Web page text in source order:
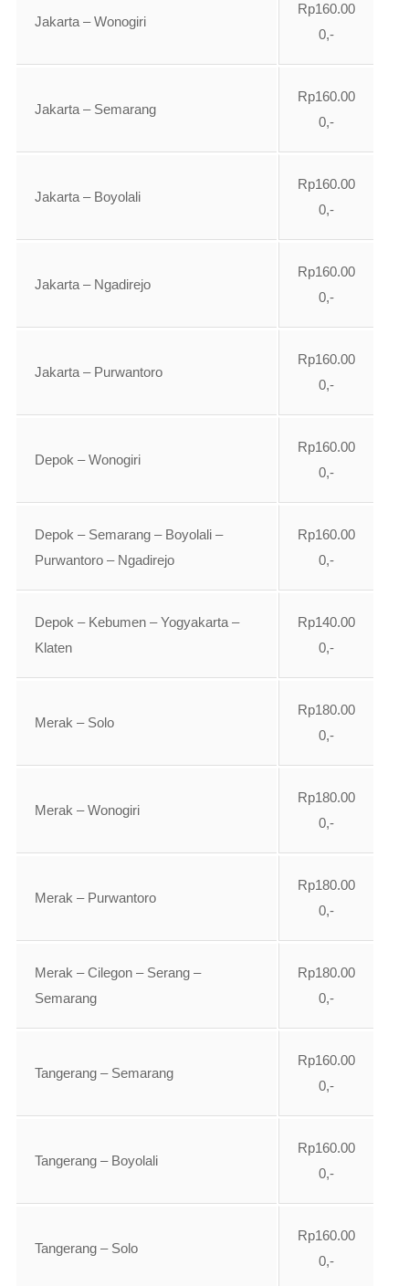
Jakarta – Wonogiri
Rp160.00
0,-
Jakarta – Semarang
Rp160.00
0,-
Jakarta – Boyolali
Rp160.00
0,-
Jakarta – Ngadirejo
Rp160.00
0,-
Jakarta – Purwantoro
Rp160.00
0,-
Depok – Wonogiri
Rp160.00
0,-
Depok – Semarang – Boyolali –
Purwantoro – Ngadirejo
Rp160.00
0,-
Depok – Kebumen – Yogyakarta –
Klaten
Rp140.00
0,-
Merak – Solo
Rp180.00
0,-
Merak – Wonogiri
Rp180.00
0,-
Merak – Purwantoro
Rp180.00
0,-
Merak – Cilegon – Serang –
Semarang
Rp180.00
0,-
Tangerang – Semarang
Rp160.00
0,-
Tangerang – Boyolali
Rp160.00
0,-
Tangerang – Solo
Rp160.00
0,-